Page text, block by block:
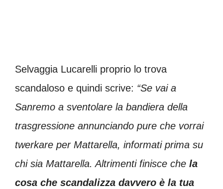
Selvaggia Lucarelli proprio lo trova
scandaloso e quindi scrive: “Se vai a
Sanremo a sventolare la bandiera della
trasgressione annunciando pure che vorrai
twerkare per Mattarella, informati prima su
chi sia Mattarella. Altrimenti finisce che la
cosa che scandalizza davvero è la tua